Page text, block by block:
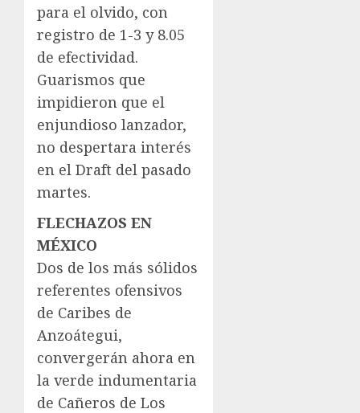
para el olvido, con
registro de 1-3 y 8.05
de efectividad.
Guarismos que
impidieron que el
enjundioso lanzador,
no despertara interés
en el Draft del pasado
martes.
FLECHAZOS EN
MÉXICO
Dos de los más sólidos
referentes ofensivos
de Caribes de
Anzoátegui,
convergerán ahora en
la verde indumentaria
de Cañeros de Los